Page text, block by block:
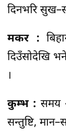
दिनभरि
मकर :
दिउँसोदेखि
।
कुम्भ : समय
सन्तुष्टि,